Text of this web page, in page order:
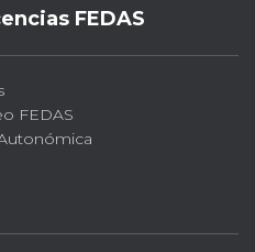
FEDAS
FEDAS